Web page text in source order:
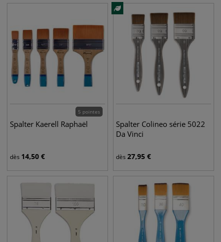
5 pointes
Spalter Kaerell Raphaël
dès 14,50 €
Spalter Colineo série 5022
Da Vinci
dès 27,95 €